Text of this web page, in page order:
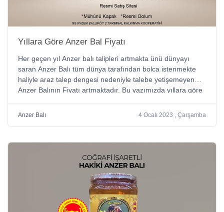
Yıllara Göre Anzer Bal Fiyatı
Her geçen yıl Anzer balı talipleri artmakta ünü dünyayı
saran Anzer Balı tüm dünya tarafından bolca istenmekte
haliyle araz talep dengesi nedeniyle talebe yetişemeyen
Anzer Balının Fiyatı artmaktadır. Bu yazımızda yıllara göre
hakkında bilgi vereceğiz
Anzer Balı 4 Ocak 2023 , Çarşamba